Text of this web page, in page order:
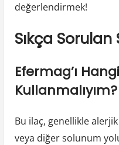
değerlendirmek!
Sıkça Sorulan
Efermag’ı
Kullanmalıyım?
Bu ilaç, genellikle
veya diğer solunum